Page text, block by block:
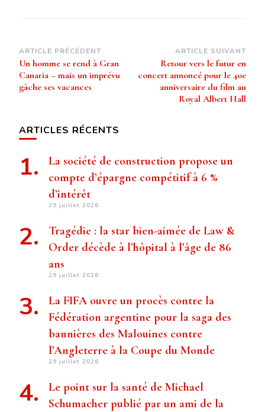
Navigation
d’article
ARTICLE PRÉCÉDENT
Un homme se rend à Gran
Canaria – mais un imprévu
gâche ses vacances
ARTICLE SUIVANT
Retour vers le futur en
concert annoncé pour le 40e
anniversaire du film au
Royal Albert Hall
ARTICLES RÉCENTS
La société de construction propose un
compte d’épargne compétitif à 6 %
d’intérêt
29 juillet 2026
Tragédie : la star bien-aimée de Law &
Order décède à l’hôpital à l’âge de 86
ans
29 juillet 2026
La FIFA ouvre un procès contre la
Fédération argentine pour la saga des
bannières des Malouines contre
l’Angleterre à la Coupe du Monde
29 juillet 2026
Le point sur la santé de Michael
Schumacher publié par un ami de la